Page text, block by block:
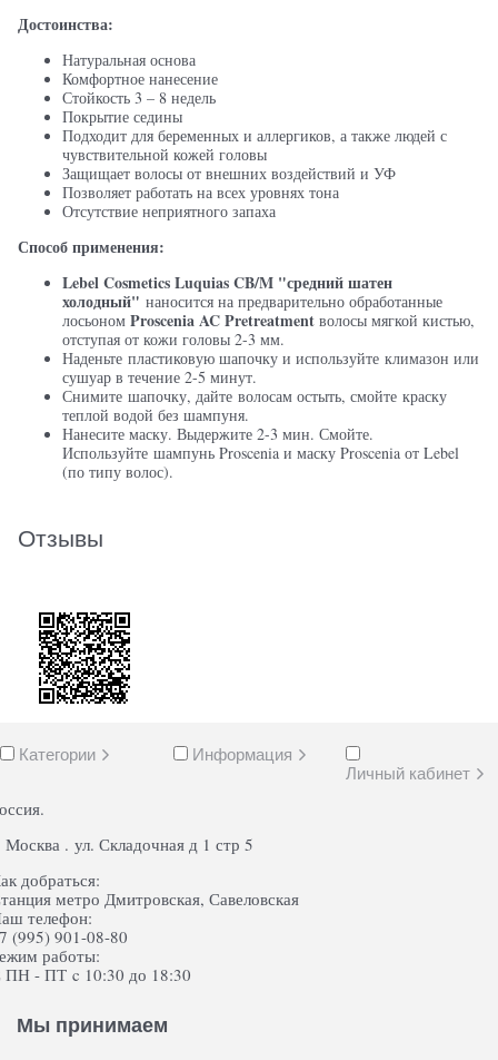
Достоинства:
Натуральная основа
Комфортное нанесение
Стойкость 3 – 8 недель
Покрытие седины
Подходит для беременных и аллергиков, а также людей с
чувствительной кожей головы
Защищает волосы от внешних воздействий и УФ
Позволяет работать на всех уровнях тона
Отсутствие неприятного запаха
Способ применения:
Lebel Cosmetics LuquiasCB/M "средний шатен
холодный" наносится на предварительно обработанные
лосьоном Proscenia AC Pretreatment волосы мягкой кистью,
отступая от кожи головы 2-3 мм.
Наденьте пластиковую шапочку и используйте климазон или
сушуар в течение 2-5 минут.
Снимите шапочку, дайте волосам остыть, смойте краску
теплой водой без шампуня.
Нанесите маску. Выдержите 2-3 мин. Смойте.
Используйте шампунь Proscenia и маску Proscenia от Lebel
(по типу волос).
Отзывы
Категории
Информация
Личный кабинет
Москва . ул. Складочная д 1 стр 5
добраться:
метро Дмитровская, Савеловская
телефон:
(995) 901-08-80
работы:
ПН - ПТ c 10:30 до 18:30
Мы принимаем